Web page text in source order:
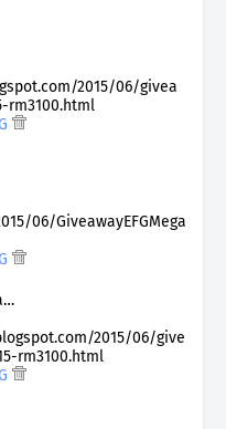
2015/06/givea
rm3100.html
06/GiveawayEFGMega
2015/06/give
rm3100.html